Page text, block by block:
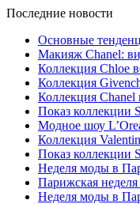
Последние новости
Основные
Макияж Chanel:
Коллекция Chloe
Коллекция
Коллекция
Показ коллекции
Модное шоу
Коллекция
Показ коллекции
Неделя моды в
Парижская
Неделя моды в